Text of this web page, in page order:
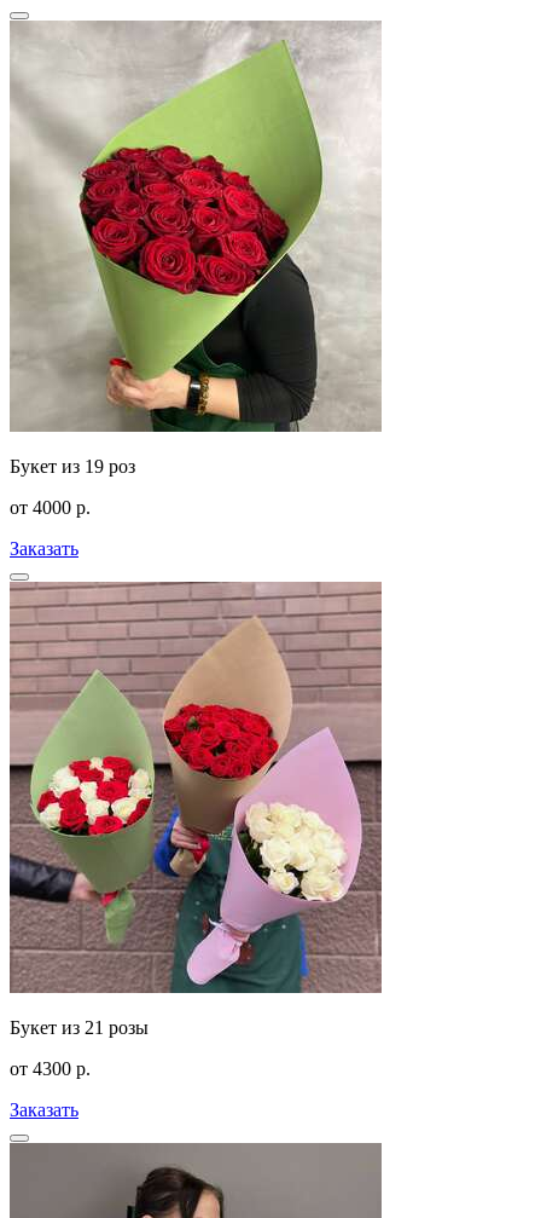
Букет из 19 роз
от 4000 р.
Заказать
Букет из 21 розы
от 4300 р.
Заказать